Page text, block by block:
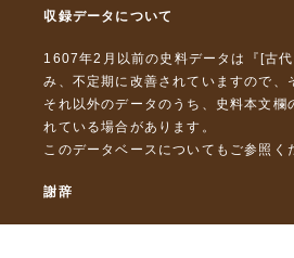
収録データについて
1607年2月以前の史料データは『 [古
み、不定期に改善されていますので、
それ以外のデータのうち、史料本文
れている場合があります。
このデータベースについて もご参照く
謝辞